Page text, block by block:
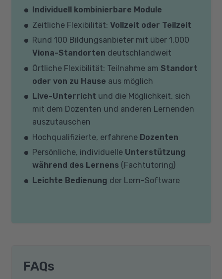
Individuell kombinierbare Module
Zeitliche Flexibilität: Vollzeit oder Teilzeit
Rund 100 Bildungsanbieter mit über 1.000
Viona-Standorten deutschlandweit
Örtliche Flexibilität: Teilnahme am Standort
oder von zu Hause aus möglich
Live-Unterricht und die Möglichkeit, sich
mit dem Dozenten und anderen Lernenden
auszutauschen
Hochqualifizierte, erfahrene Dozenten
Persönliche, individuelle Unterstützung
während des Lernens (Fachtutoring)
Leichte Bedienung der Lern-Software
FAQs